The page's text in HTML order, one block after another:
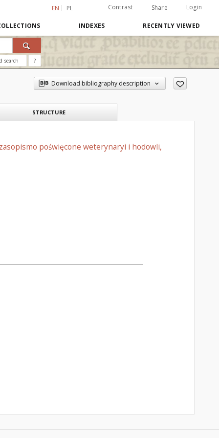
EN PL Contrast Share Login
INDEXES RECENTLY VIEWED
search ?
Download bibliography description
STRUCTURE
poświęcone weterynaryi i hodowli,